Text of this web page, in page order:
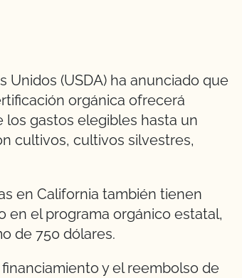
Unidos (USDA) ha anunciado que
orgánica ofrecerá
los gastos elegibles hasta un
cultivos, cultivos silvestres,
en California también tienen
en el programa orgánico estatal,
de 750 dólares.
y el reembolso de